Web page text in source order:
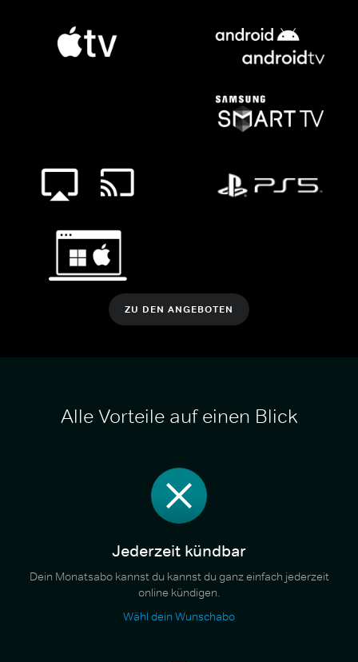
ZU DEN ANGEBOTEN
Alle Vorteile auf einen Blick
Jederzeit kündbar
Dein Monatsabo kannst du kannst du ganz einfach jederzeit
online kündigen.
Wähl dein Wunschabo